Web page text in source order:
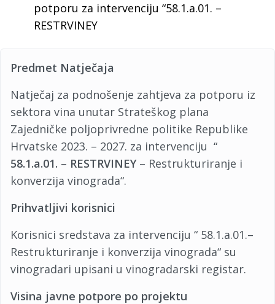
potporu za intervenciju “58.1.a.01. –
RESTRVINEY
Predmet Natječaja
Natječaj za podnošenje zahtjeva za potporu iz
sektora vina unutar Strateškog plana
Zajedničke poljoprivredne politike Republike
Hrvatske 2023. – 2027. za intervenciju “
58.1.a.01. – RESTRVINEY– Restrukturiranje i
konverzija vinograda“.
Prihvatljivi korisnici
Korisnici sredstava za intervenciju “ 58.1.a.01.–
Restrukturiranje i konverzija vinograda“ su
vinogradari upisani u vinogradarski registar.
Visina javne potpore po projektu